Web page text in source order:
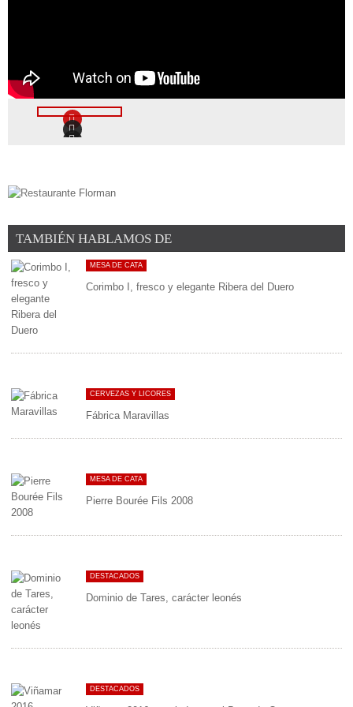
TAMBIÉN HABLAMOS DE
MESA DE CATA
Corimbo I, fresco y elegante Ribera del Duero
CERVEZAS Y LICORES
Fábrica Maravillas
MESA DE CATA
Pierre Bourée Fils 2008
DESTACADOS
Dominio de Tares, carácter leonés
DESTACADOS